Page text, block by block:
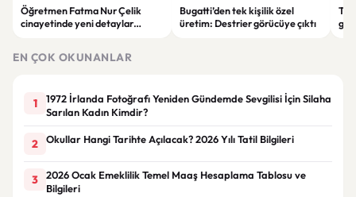
Öğretmen Fatma Nur Çelik
cinayetinde yeni detaylar
Bugatti’den tek kişilik özel
üretim: Destrier görücüye çıktı
EN ÇOK OKUNANLAR
1
1972 İrlanda Fotoğrafı Yeniden Gündemde Sevgilisi İçin Silaha
Sarılan Kadın Kimdir?
2 Okullar Hangi Tarihte Açılacak? 2026 Yılı Tatil Bilgileri
3
2026 Ocak Emeklilik Temel Maaş Hesaplama Tablosu ve
Bilgileri